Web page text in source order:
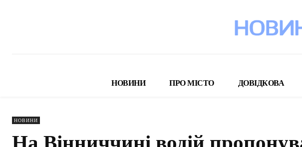
НОВИНИ ПРО МІСТО ДОВІДКОВА
НОВИНИ